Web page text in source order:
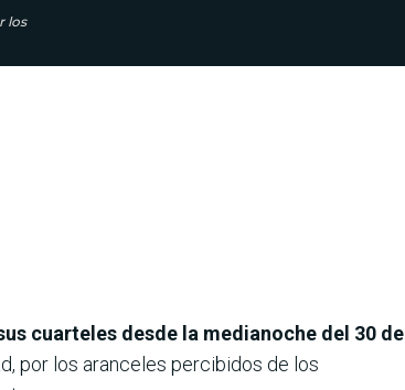
los
cuarteles desde la medianoche del 30 de
por los aranceles percibidos de los